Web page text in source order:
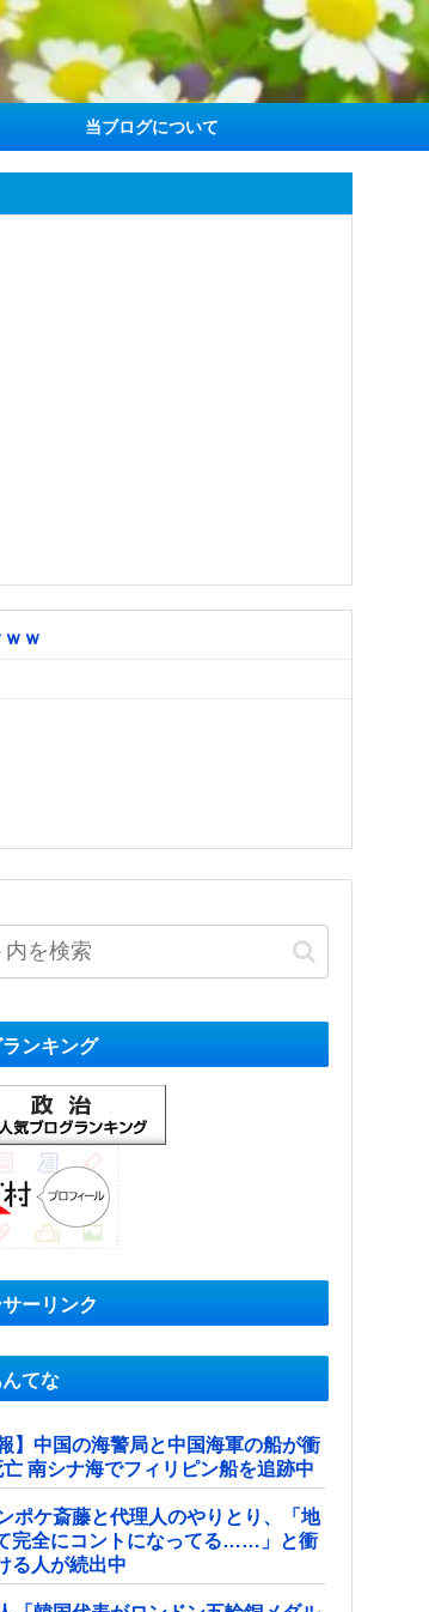
当ブログについて
ｗ
ンキング
ーリンク
てな
】中国の海警局と中国海軍の船が衝
南シナ海でフィリピン船を追跡中
ポケ斎藤と代理人のやりとり、「地
完全にコントになってる……」と衝
る人が続出中